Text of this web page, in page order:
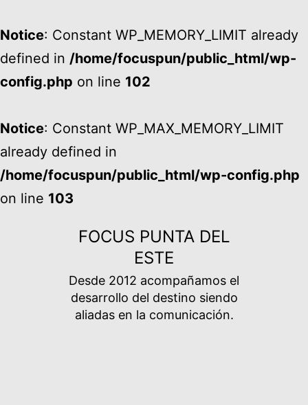
Notice: Constant WP_MEMORY_LIMIT already
defined in /home/focuspun/public_html/wp-
config.php on line 102
Notice: Constant WP_MAX_MEMORY_LIMIT
already defined in
/home/focuspun/public_html/wp-config.php
on line 103
FOCUS PUNTA DEL
ESTE
Desde 2012 acompañamos el
desarrollo del destino siendo
aliadas en la comunicación.